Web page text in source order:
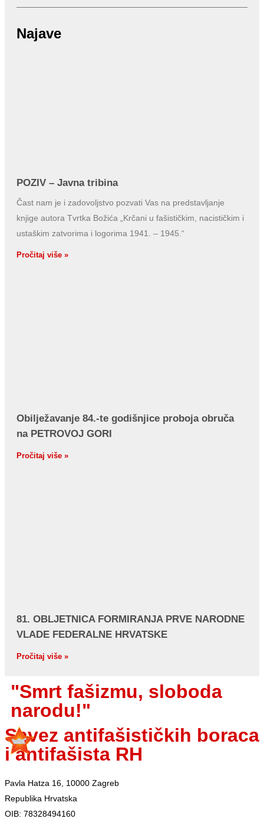
Najave
POZIV – Javna tribina
Čast nam je i zadovoljstvo pozvati Vas na predstavljanje
knjige autora Tvrtka Božića „Krčani u fašističkim, nacističkim i
ustaškim zatvorima i logorima 1941. – 1945.“
Pročitaj više »
Obilježavanje 84.-te godišnjice proboja obruča
na PETROVOJ GORI
Pročitaj više »
81. OBLJETNICA FORMIRANJA PRVE NARODNE
VLADE FEDERALNE HRVATSKE
Pročitaj više »
"Smrt fašizmu, sloboda
narodu!"
Savez antifašističkih boraca
i antifašista RH
Pavla Hatza 16, 10000 Zagreb
Republika Hrvatska
OIB: 78328494160